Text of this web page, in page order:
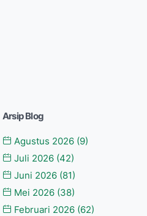
Arsip Blog
Agustus 2026 (9)
Juli 2026 (42)
Juni 2026 (81)
Mei 2026 (38)
Februari 2026 (62)